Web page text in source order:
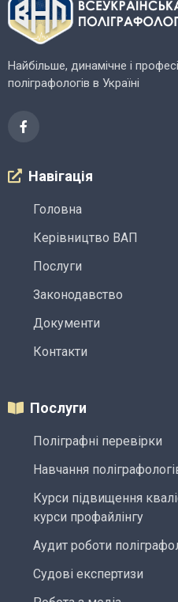
Найбільше, динамічне і
поліграфологів в Україні
Навігація
Головна
Керівництво ВАП
Послуги
Законодавство
Документи
Контакти
Послуги
Поліграфні перевірки
Навчання
Курси підвищення
курси профайлінгу
Аудит роботи
Судові експертизи